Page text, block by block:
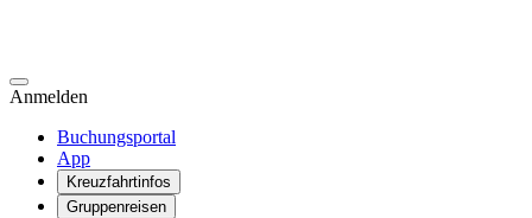
Anmelden
Buchungsportal
App
Kreuzfahrtinfos
Gruppenreisen